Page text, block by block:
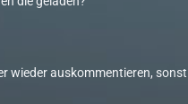
wieder auskommentieren, sonst